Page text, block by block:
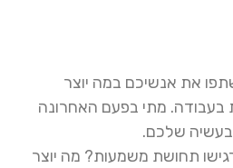
את אנשיכם במה יוצר
מתי בפעם האחרונה
שלכם.
תחושת משמעות? מה יוצר